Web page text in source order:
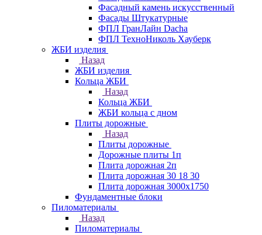
Фасадный камень искусственный
Фасады Штукатурные
ФПЛ ГранЛайн Dacha
ФПЛ ТехноНиколь Хауберк
ЖБИ изделия
Назад
ЖБИ изделия
Кольца ЖБИ
Назад
Кольца ЖБИ
ЖБИ кольца с дном
Плиты дорожные
Назад
Плиты дорожные
Дорожные плиты 1п
Плита дорожная 2п
Плита дорожная 30 18 30
Плита дорожная 3000х1750
Фундаментные блоки
Пиломатериалы
Назад
Пиломатериалы